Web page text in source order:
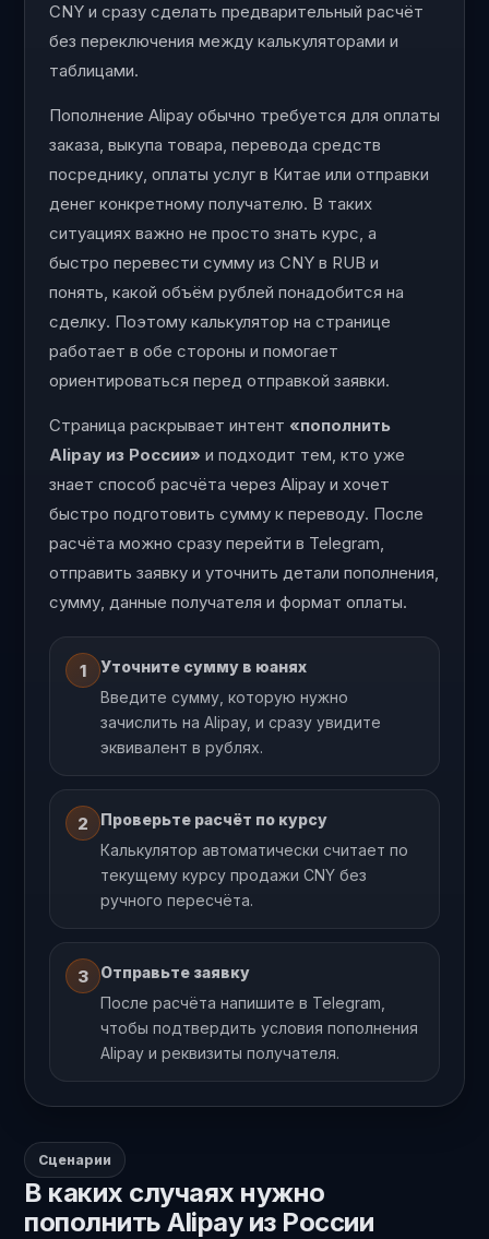
CNY и сразу сделать предварительный расчёт
без переключения между калькуляторами и
таблицами.
Пополнение Alipay обычно требуется для оплаты
заказа, выкупа товара, перевода средств
посреднику, оплаты услуг в Китае или отправки
денег конкретному получателю. В таких
ситуациях важно не просто знать курс, а
быстро перевести сумму из CNY в RUB и
понять, какой объём рублей понадобится на
сделку. Поэтому калькулятор на странице
работает в обе стороны и помогает
ориентироваться перед отправкой заявки.
Страница раскрывает интент «пополнить
Alipay из России» и подходит тем, кто уже
знает способ расчёта через Alipay и хочет
быстро подготовить сумму к переводу. После
расчёта можно сразу перейти в Telegram,
отправить заявку и уточнить детали пополнения,
сумму, данные получателя и формат оплаты.
1
Уточните сумму в юанях
Введите сумму, которую нужно
зачислить на Alipay, и сразу увидите
эквивалент в рублях.
2
Проверьте расчёт по курсу
Калькулятор автоматически считает по
текущему курсу продажи CNY без
ручного пересчёта.
3
Отправьте заявку
После расчёта напишите в Telegram,
чтобы подтвердить условия пополнения
Alipay и реквизиты получателя.
Сценарии
В каких случаях нужно
пополнить Alipay из России